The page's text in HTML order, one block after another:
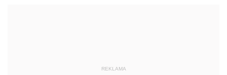
REKLAMA